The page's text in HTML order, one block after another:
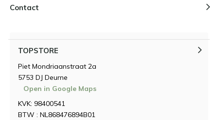
Contact
TOPSTORE
Piet Mondriaanstraat 2a
5753 DJ Deurne
Open in Google Maps
KVK: 98400541
BTW : NL868476894B01